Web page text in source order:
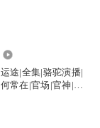
运途|全集|骆驼演播|
何常在|官场|官神|问